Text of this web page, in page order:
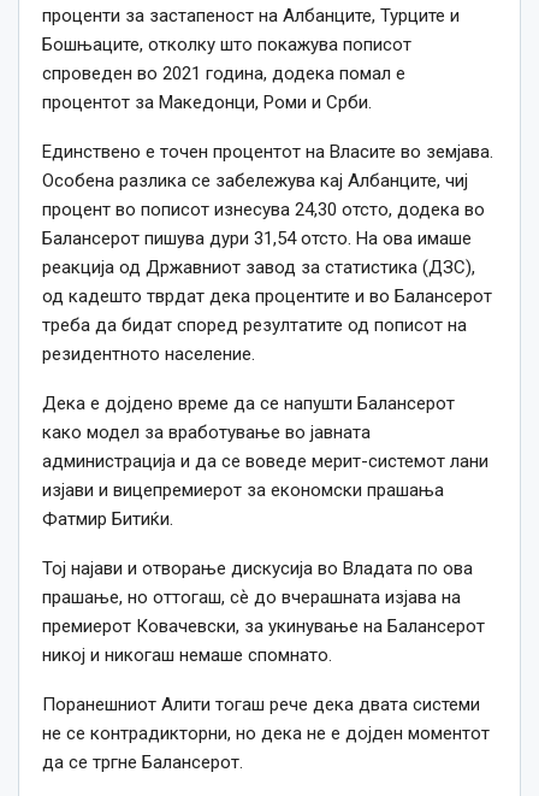
проценти за застапеност на Албанците, Турците и
Бошњаците, отколку што покажува пописот
спроведен во 2021 година, додека помал е
процентот за Македонци, Роми и Срби.
Единствено е точен процентот на Власите во земјава.
Особена разлика се забележува кај Албанците, чиј
процент во пописот изнесува 24,30 отсто, додека во
Балансерот пишува дури 31,54 отсто. На ова имаше
реакција од Државниот завод за статистика (ДЗС),
од кадешто тврдат дека процентите и во Балансерот
треба да бидат според резултатите од пописот на
резидентното население.
Дека е дојдено време да се напушти Балансерот
како модел за вработување во јавната
администрација и да се воведе мерит-системот лани
изјави и вицепремиерот за економски прашања
Фатмир Битиќи.
Тој најави и отворање дискусија во Владата по ова
прашање, но оттогаш, сѐ до вчерашната изјава на
премиерот Ковачевски, за укинување на Балансерот
никој и никогаш немаше спомнато.
Поранешниот Алити тогаш рече дека двата системи
не се контрадикторни, но дека не е дојден моментот
да се тргне Балансерот.